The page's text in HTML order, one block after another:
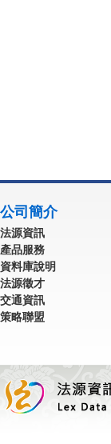
公司簡介
法源資訊
產品服務
資料庫說明
法源徵才
交通資訊
策略聯盟